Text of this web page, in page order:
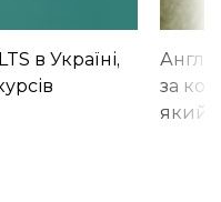
в Україні,
за
який